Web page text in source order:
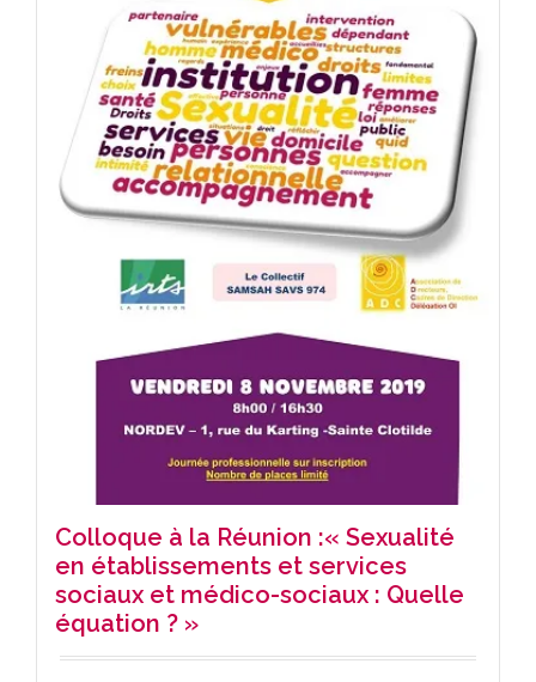
Colloque à la Réunion :« Sexualité
en établissements et services
sociaux et médico-sociaux : Quelle
équation ? »